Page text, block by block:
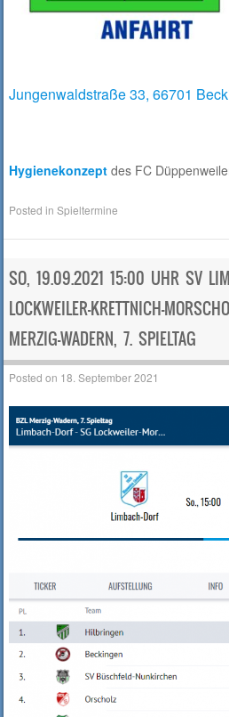
Jungenwaldstraße 33, 66701
Hygienekonzept des FC
Posted inSpieltermine
SO, 19.09.2021 15:00 UHR SV
LOCKWEILER-KRETTNICH-
MERZIG-WADERN, 7. SPIELTAG
Posted on 18. September 2021